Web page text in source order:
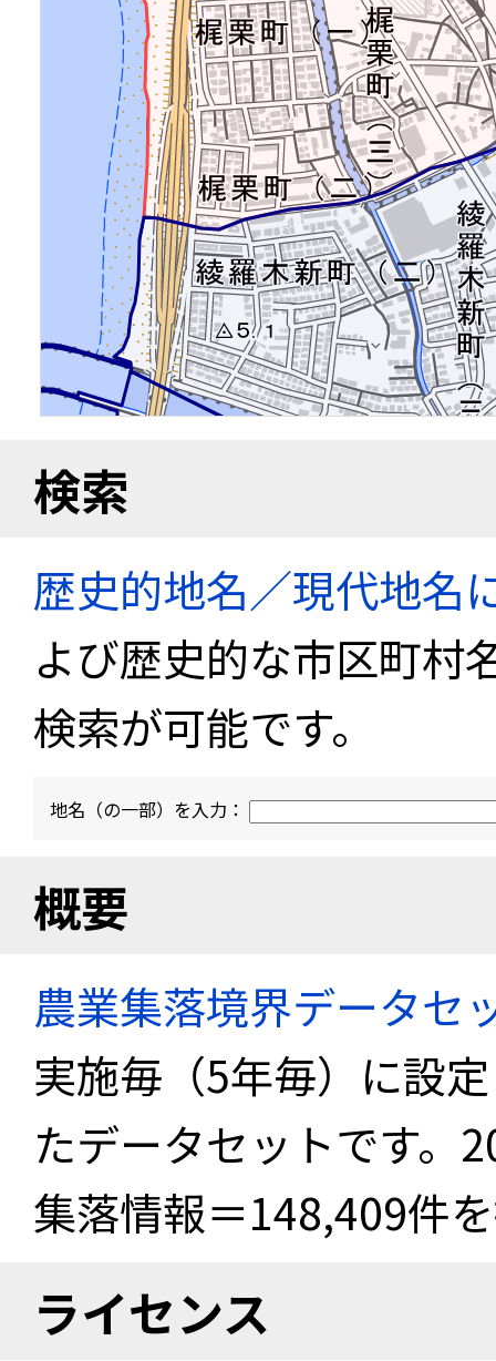
検索
歴史的地名／現代地名
よび歴史的な市区町村
検索が可能です。
地名（の一部）を入力：
概要
農業集落境界データセ
実施毎（5年毎）に設
たデータセットです。
集落情報＝148,409件
ライセンス